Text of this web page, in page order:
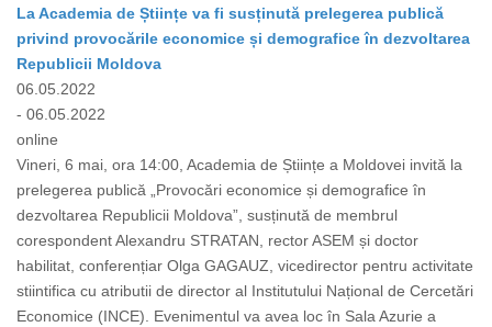
La Academia de Științe va fi susținută prelegerea publică
privind provocările economice și demografice în dezvoltarea
Republicii Moldova
06.05.2022
- 06.05.2022
online
Vineri, 6 mai, ora 14:00, Academia de Științe a Moldovei invită la
prelegerea publică „Provocări economice și demografice în
dezvoltarea Republicii Moldova”, susținută de membrul
corespondent Alexandru STRATAN, rector ASEM și doctor
habilitat, conferențiar Olga GAGAUZ, vicedirector pentru activitate
stiintifica cu atributii de director al Institutului Național de Cercetări
Economice (INCE). Evenimentul va avea loc în Sala Azurie a